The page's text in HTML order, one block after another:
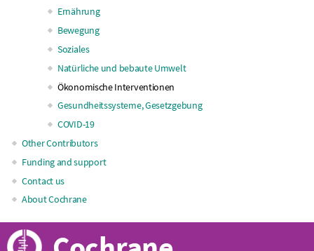
Ernährung
Bewegung
Soziales
Natürliche und bebaute Umwelt
Ökonomische Interventionen
Gesundheitssysteme, Gesetzgebung
COVID-19
Other Contributors
Funding and support
Contact us
About Cochrane